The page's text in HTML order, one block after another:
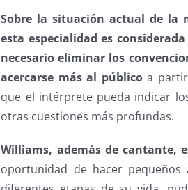
Sobre la situación actual de la
esta especialidad es
necesario eliminar los
acercarse más al públicoa partir
que el intérprete pueda indicar
otras cuestiones más profundas.
Williams, además de cantante,
oportunidad de hacer